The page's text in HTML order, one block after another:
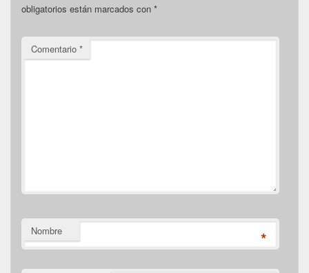
obligatorios están marcados con *
Comentario *
Nombre *